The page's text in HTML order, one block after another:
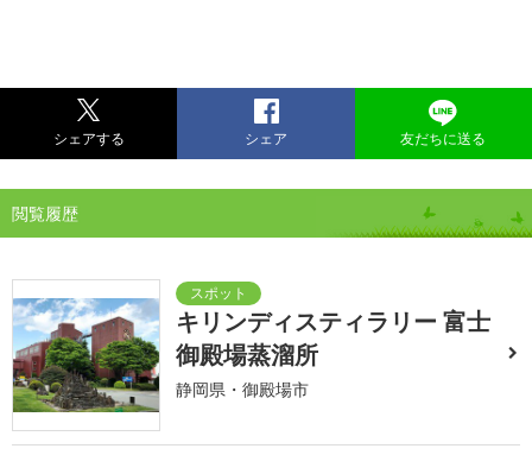
シェアする シェア 友だちに送る
閲覧履歴
キリンディスティラリー 富士
御殿場蒸溜所
静岡県・御殿場市